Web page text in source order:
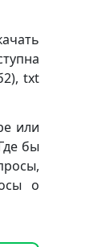
txt
или
бы
о